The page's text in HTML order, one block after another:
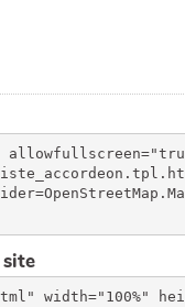
width="100%"